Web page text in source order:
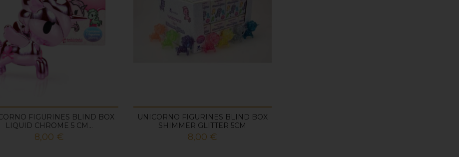
FIGURINES BLIND BOX
LIQUID CHROME 5 CM...
Prix
8,00 €
UNICORNO FIGURINES BLIND BOX
SHIMMER GLITTER 5CM
Prix
8,00 €